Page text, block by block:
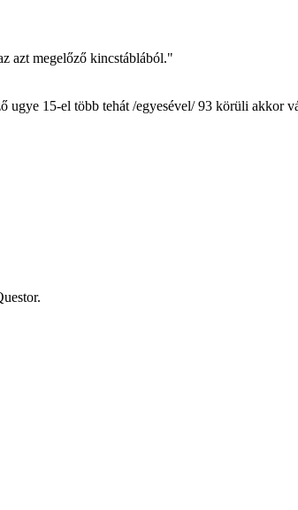
azt megelőző kincstáblából."
15-el több tehát /egyesével/ 93 körüli akkor